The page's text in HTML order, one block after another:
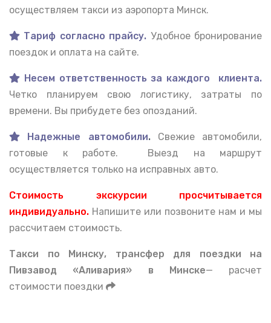
осуществляем такси из аэропорта Минск.
Тариф согласно прайсу. Удобное бронирование
поездок и оплата на сайте.
Несем ответственность за каждого клиента.
Четко планируем свою логистику, затраты по
времени. Вы прибудете без опозданий.
Надежные автомобили. Свежие автомобили,
готовые к работе. Выезд на маршрут
осуществляется только на исправных авто.
Стоимость экскурсии просчитывается
индивидуально. Напишите или позвоните нам и мы
рассчитаем стоимость.
Такси по Минску, трансфер для поездки на
Пивзавод «Аливария» в Минске— расчет
стоимости поездки